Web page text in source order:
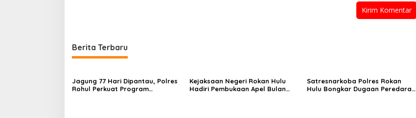
Berita Terbaru
Jagung 77 Hari Dipantau, Polres
Rohul Perkuat Program
Kejaksaan Negeri Rokan Hulu
Hadiri Pembukaan Apel Bulan
Satresnarkoba Polres Rokan
Hulu Bongkar Dugaan Peredaran